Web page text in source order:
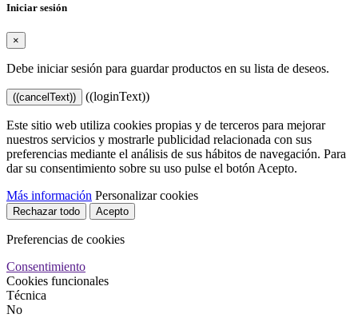
Iniciar sesión
×
Debe iniciar sesión para guardar productos en su lista de deseos.
((cancelText)) ((loginText))
Este sitio web utiliza cookies propias y de terceros para mejorar
nuestros servicios y mostrarle publicidad relacionada con sus
preferencias mediante el análisis de sus hábitos de navegación. Para
dar su consentimiento sobre su uso pulse el botón Acepto.
Más información Personalizar cookies
Rechazar todo Acepto
Preferencias de cookies
Consentimiento
Cookies funcionales
Técnica
No